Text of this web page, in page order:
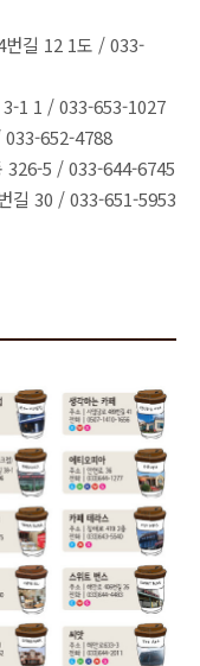
번길 12 1도 / 033-
1 1 / 033-653-1027
652-4788
326-5 / 033-644-6745
길 30 / 033-651-5953